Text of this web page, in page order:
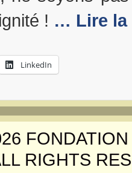
! … Lire la
LinkedIn
RIGHTS